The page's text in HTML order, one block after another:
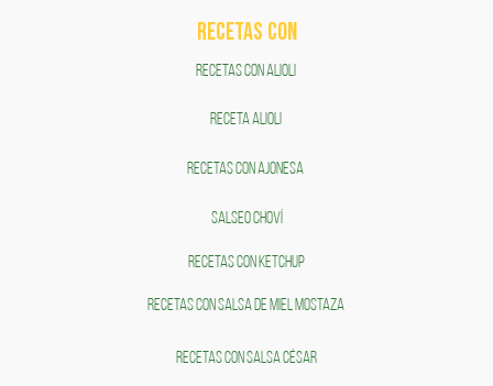
RECETAS COn
RECETAS CON ALIOLI
RECETA ALIOLI
RECETAS CON AJONESA
SALSEO CHOVÍ
RECETAS CON KETCHUP
RECETAS CON SALSA DE MIEL MOSTAZA
RECETAS CON SALSA CÉSAR